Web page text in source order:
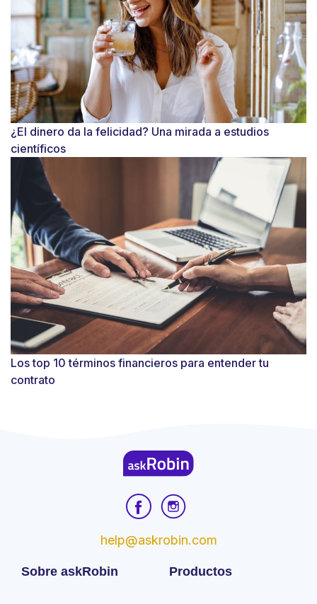
¿El dinero da la felicidad? Una mirada a estudios
científicos
Los top 10 términos financieros para entender tu
contrato
Sobre askRobin Productos
help@askrobin.com